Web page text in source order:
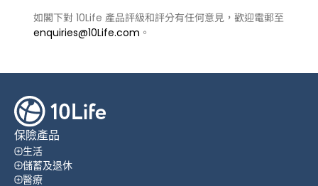
如閣下對 10Life 產品評級和評分有任何意見，歡迎電郵至
enquiries@10Life.com 。
保險產品
生活
儲蓄及退休
醫療